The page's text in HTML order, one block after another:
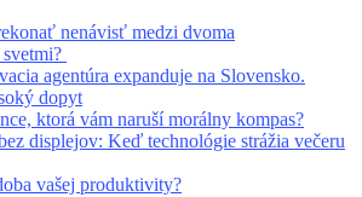
nenávisť medzi dvoma
agentúra expanduje na Slovensko.
dopyt
ktorá vám naruší morálny kompas?
displejov: Keď technológie strážia večeru
vašej produktivity?